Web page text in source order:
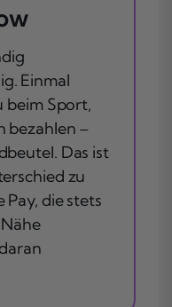
Einmal
beim Sport,
bezahlen –
Das ist
zu
die stets